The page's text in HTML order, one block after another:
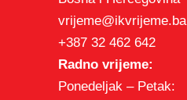
vrijeme@ikvrijeme.ba
+387 32 462 642
Radno vrijeme:
Ponedeljak – Petak: